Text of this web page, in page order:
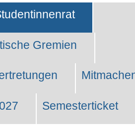
Gremien
Semesterticket